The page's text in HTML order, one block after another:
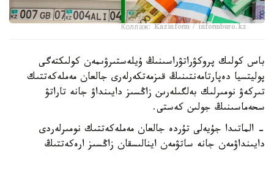
Коллаж: Kazinform / informburo.kz
باس كولىك پروكۋراتۋراسىنىڭ ۇيلەستىرۋىمەن كولىكتەگى
پوليتسيا دەپارتامەنتىنىڭ قىزمەتكەرلەرى جالعان مەملەكەتتىك
تىركەۋ نومىرلىك بەلگىلەرىن زاڭسىز دايىنداۋ جانە تاراتۋ
سحەماسىنىڭ جولىن كەستى.
- الماتىدا جۇيەلى تۇردە جالعان مەملەكەتتىك نومىرلەردى
دايىنداۋمەن جانە ساتۋمەن اينالىسقان زاڭسىز ارەكەتتىڭ